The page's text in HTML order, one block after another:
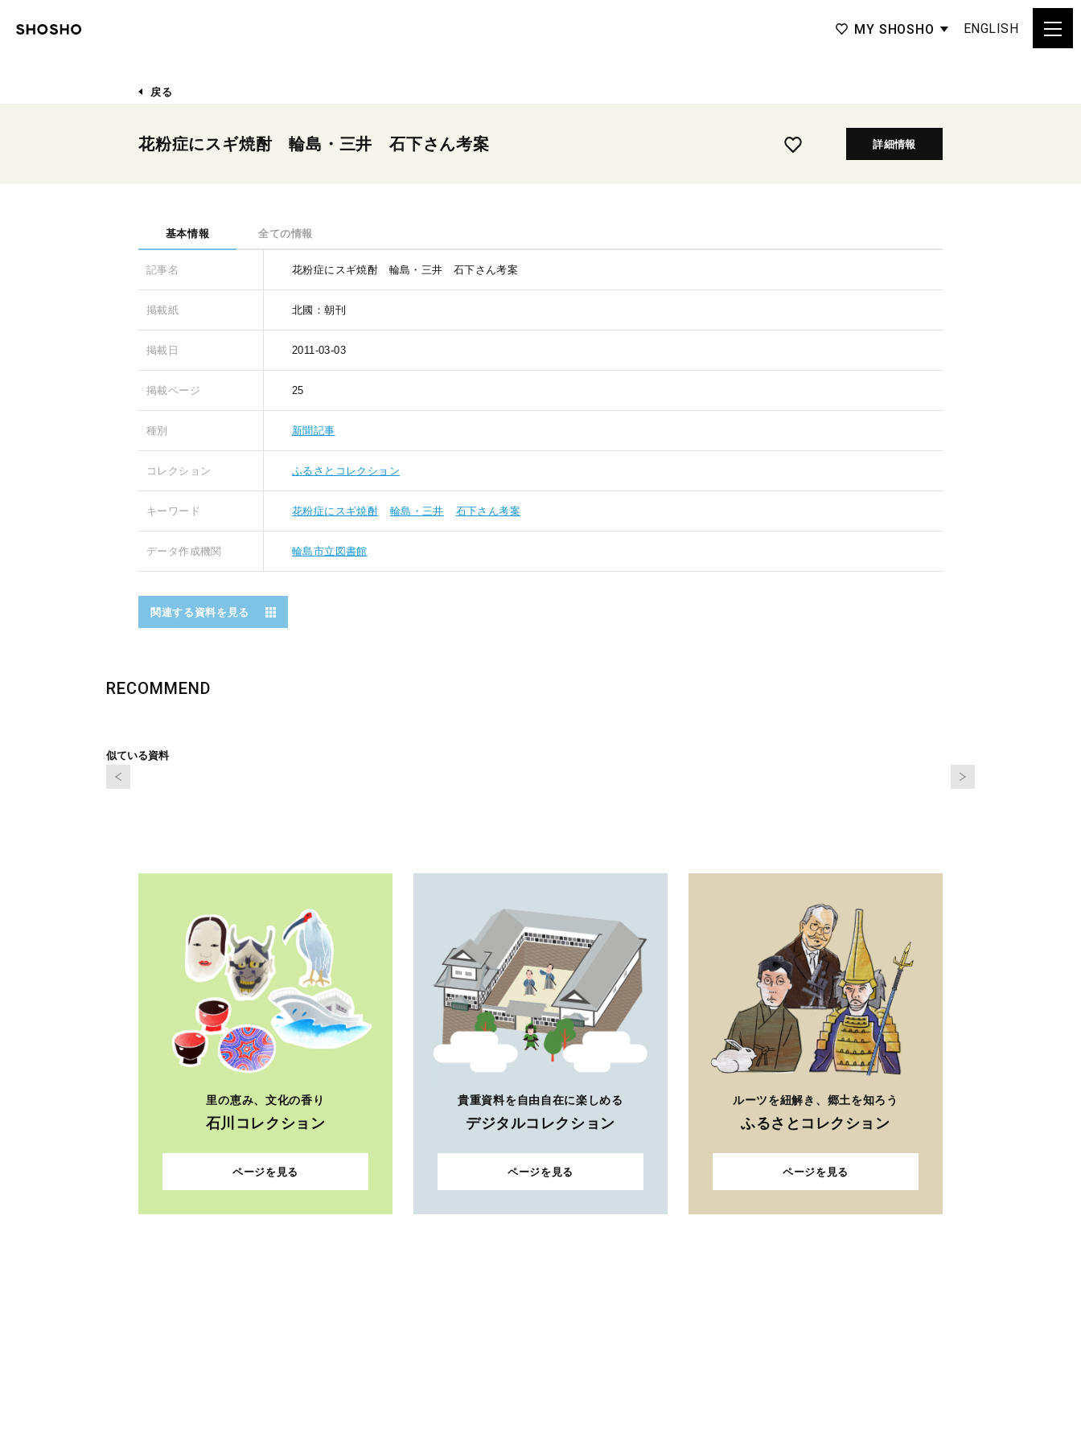
MY SHOSHO ENGLISH
戻る
花粉症にスギ焼酎 輪島・三井 石下さん考案 詳細情報
基本情報 全ての情報
記事名 花粉症にスギ焼酎 輪島・三井 石下さん考案
掲載紙 北國：朝刊
掲載日 2011-03-03
掲載ページ 25
種別 新聞記事
コレクション ふるさとコレクション
キーワード 花粉症にスギ焼酎 輪島・三井 石下さん考案
データ作成機関 輪島市立図書館
関連する資料を見る
RECOMMEND
似ている資料
里の恵み、文化の香り
石川コレクション
ページを見る
貴重資料を自由自在に楽しめる
デジタルコレクション
ページを見る
ルーツを紐解き、郷土を知ろう
ふるさとコレクション
ページを見る